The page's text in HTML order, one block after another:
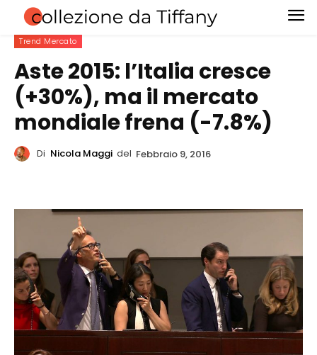
Trend Mercato
Aste 2015: l’Italia cresce
(+30%), ma il mercato
mondiale frena (-7.8%)
Di Nicola Maggi del Febbraio 9, 2016